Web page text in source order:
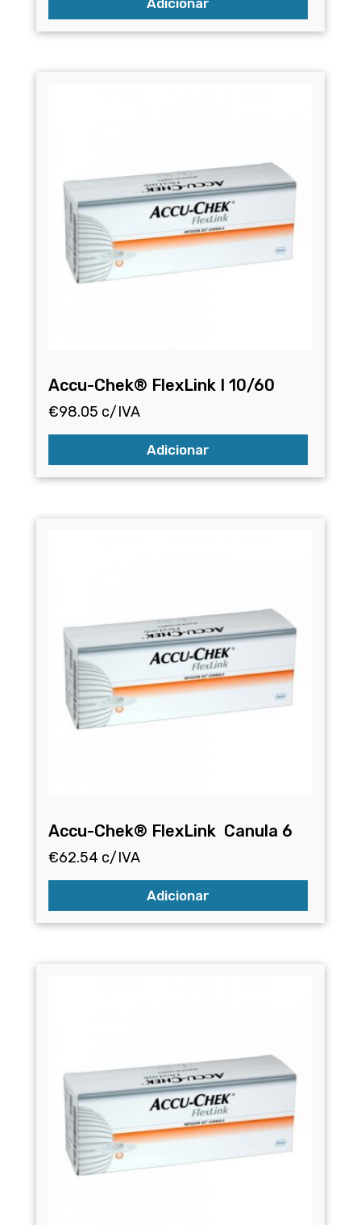
Adicionar
Accu-Chek® FlexLink I 10/60
€98.05 c/IVA
Adicionar
Accu-Chek® FlexLink Canula 6
€62.54 c/IVA
Adicionar